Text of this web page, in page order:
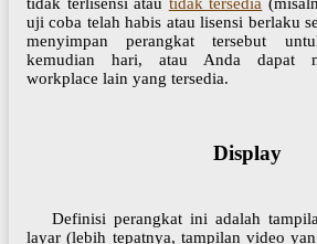
tidak terlisensi atau tidak tersedia
uji coba telah habis atau lisensi berlaku
menyimpan perangkat tersebut
kemudian hari, atau Anda dapat
workplace lain yang tersedia.
Display
Definisi perangkat ini adalah
layar (lebih tepatnya, tampilan video